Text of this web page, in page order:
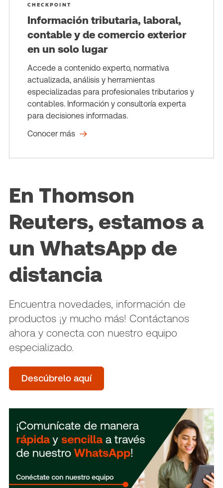
CHECKPOINT
Información tributaria, laboral,
contable y de comercio exterior
en un solo lugar
Accede a contenido experto, normativa
actualizada, análisis y herramientas
especializadas para profesionales tributarios y
contables. Información y consultoría experta
para decisiones informadas.
Conocer más
En Thomson
Reuters, estamos a
un WhatsApp de
distancia
Encuentra novedades, información de
productos ¡y mucho más! Contáctanos
ahora y conecta con nuestro equipo
especializado.
Descúbrelo aquí